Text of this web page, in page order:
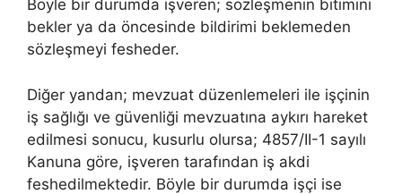
Böyle bir durumda işveren; sözleşmenin bitimini
bekler ya da öncesinde bildirimi beklemeden
sözleşmeyi fesheder.
Diğer yandan; mevzuat düzenlemeleri ile işçinin
iş sağlığı ve güvenliği mevzuatına aykırı hareket
edilmesi sonucu, kusurlu olursa; 4857/II-1 sayılı
Kanuna göre, işveren tarafından iş akdi
feshedilmektedir. Böyle bir durumda işçi ise